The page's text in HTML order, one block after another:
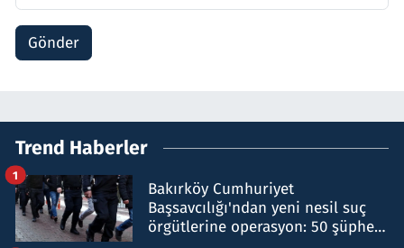
Gönder
Trend Haberler
Bakırköy Cumhuriyet
Başsavcılığı'ndan yeni nesil suç
örgütlerine operasyon: 50 şüpheli
1